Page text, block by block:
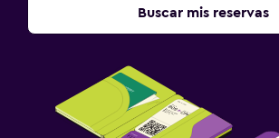
Buscar mis reservas